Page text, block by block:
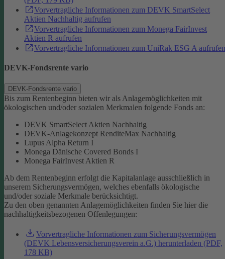
Vorvertragliche Informationen zum DEVK SmartSelect
Aktien Nachhaltig aufrufen
Vorvertragliche Informationen zum Monega FairInvest
Aktien R aufrufen
Vorvertragliche Informationen zum UniRak ESG A aufrufen
DEVK-Fondsrente vario
DEVK-Fondsrente vario
Bis zum Rentenbeginn bieten wir als Anlagemöglichkeiten mit
ökologischen und/oder sozialen Merkmalen folgende Fonds an:
DEVK SmartSelect Aktien Nachhaltig
DEVK-Anlagekonzept RenditeMax Nachhaltig
Lupus Alpha Return I
Monega Dänische Covered Bonds I
Monega FairInvest Aktien R
Ab dem Rentenbeginn erfolgt die Kapitalanlage ausschließlich in
unserem Sicherungsvermögen, welches ebenfalls ökologische
und/oder soziale Merkmale berücksichtigt.
Zu den oben genannten Anlagemöglichkeiten finden Sie hier die
nachhaltigkeitsbezogenen Offenlegungen:
Vorvertragliche Informationen zum Sicherungsvermögen
(DEVK Lebensversicherungsverein a.G.) herunterladen (PDF,
178 KB)